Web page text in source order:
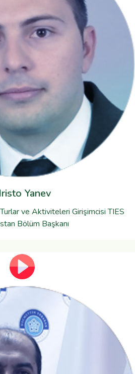
Yanev
ve Aktiviteleri Girişimcisi TIES
Bölüm Başkanı